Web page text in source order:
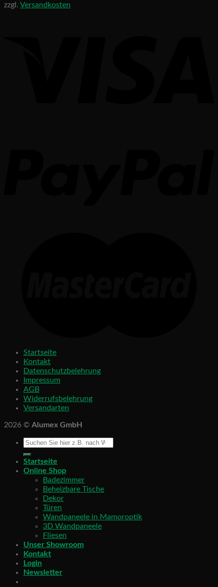
zzgl. Versandkosten
Startseite
Kontakt
Datenschutzbelehrung
Impressum
AGB
Widerrufsbelehrung
Versandarten
2026 © Alumex GmbH
Startseite
Online Shop
Badezimmer
Beheizbare Tische
Dekor
Türen
Wandpaneele in Mamoroptik
3D Wandpaneele
Fliesen
Unser Showroom
Kontakt
Login
Newsletter